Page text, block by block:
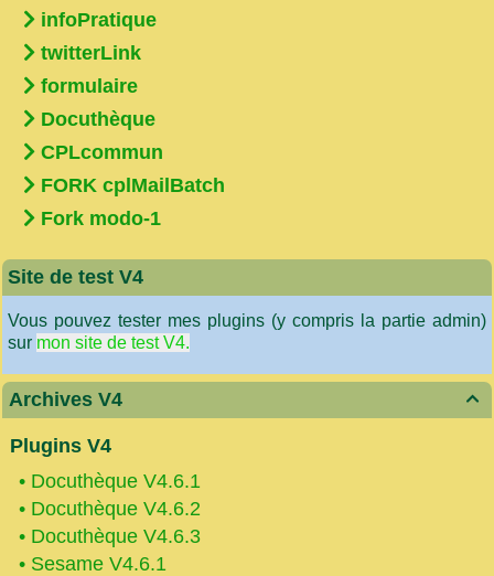
infoPratique
twitterLink
formulaire
Docuthèque
CPLcommun
FORK cplMailBatch
Fork modo-1
Site de test V4
Vous pouvez tester mes plugins (y compris la partie admin)
sur mon site de test V4.

Archives V4
Plugins V4
• Docuthèque V4.6.1
• Docuthèque V4.6.2
• Docuthèque V4.6.3
• Sesame V4.6.1